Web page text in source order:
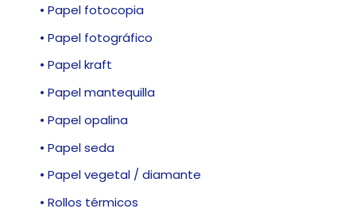
• Papel fotocopia
• Papel fotográfico
• Papel kraft
• Papel mantequilla
• Papel opalina
• Papel seda
• Papel vegetal / diamante
• Rollos térmicos